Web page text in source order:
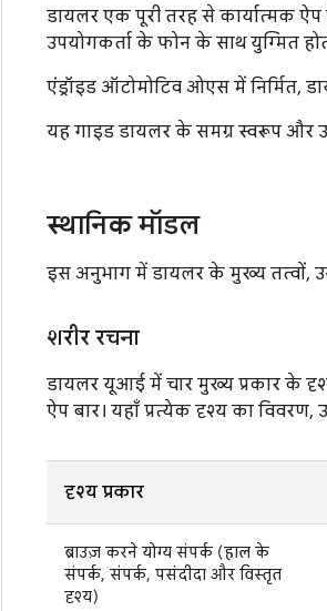
डायलर एक पूरी तरह से कार्यात्मक
उपयोगकर्ता के फोन के साथ युग्मित
एंड्रॉइड ऑटोमोटिव ओएस में निर्मित,
यह गाइड डायलर के समग्र स्वरूप और
स्थानिक मॉडल
इस अनुभाग में डायलर के मुख्य तत्वों,
शरीर रचना
डायलर यूआई में चार मुख्य प्रकार के
ऐप बार। यहाँ प्रत्येक दृश्य का
दृश्य प्रकार
ब्राउज़ करने योग्य संपर्क (हाल के
संपर्क, संपर्क, पसंदीदा और विस्तृत
दृश्य)